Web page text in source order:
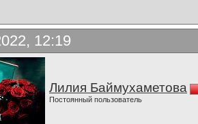
12:19
Лилия Баймухаметова
Постоянный пользователь